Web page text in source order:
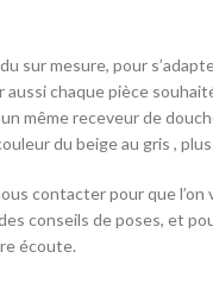
sur mesure, pour
aussi chaque pièce
même receveur de
du beige au gris ,
contacter pour que
conseils de poses, et
écoute.